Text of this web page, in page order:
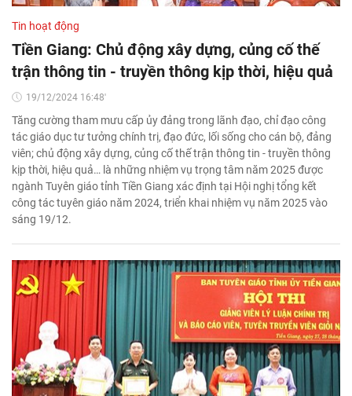
Tin hoạt động
Tiền Giang: Chủ động xây dựng, củng cố thế
trận thông tin - truyền thông kịp thời, hiệu quả
19/12/2024 16:48'
Tăng cường tham mưu cấp ủy đảng trong lãnh đạo, chỉ đạo công
tác giáo dục tư tưởng chính trị, đạo đức, lối sống cho cán bộ, đảng
viên; chủ động xây dựng, củng cố thế trận thông tin - truyền thông
kịp thời, hiệu quả… là những nhiệm vụ trọng tâm năm 2025 được
ngành Tuyên giáo tỉnh Tiền Giang xác định tại Hội nghị tổng kết
công tác tuyên giáo năm 2024, triển khai nhiệm vụ năm 2025 vào
sáng 19/12.